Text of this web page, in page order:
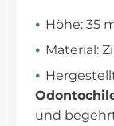
Höhe: 35
Material:
und